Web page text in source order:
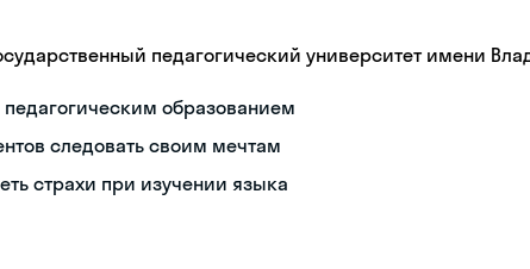
педагогический университет имени
образованием
следовать своим мечтам
страхи при изучении языка